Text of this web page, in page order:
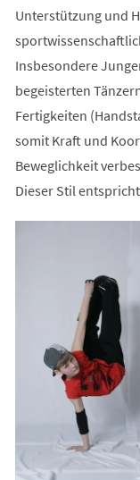
Unterstützung und
Insbesondere
begeisterten
Fertigkeiten
somit Kraft und
Beweglichkeit
Dieser Stil